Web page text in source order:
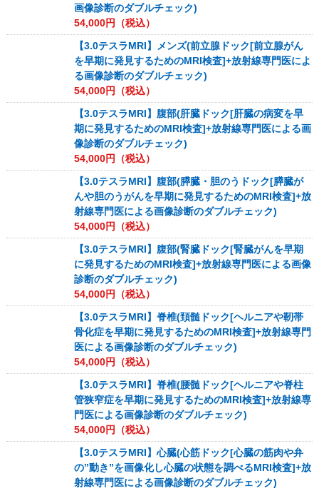
画像診断のダブルチェック)
54,000円（税込）
【3.0テスラMRI】メンズ(前立腺ドック[前立腺がん
を早期に発見するためのMRI検査]+放射線専門医によ
る画像診断のダブルチェック)
54,000円（税込）
【3.0テスラMRI】腹部(肝臓ドック[肝臓の病変を早
期に発見するためのMRI検査]+放射線専門医による画
像診断のダブルチェック)
54,000円（税込）
【3.0テスラMRI】腹部(膵臓・胆のうドック[膵臓が
んや胆のうがんを早期に発見するためのMRI検査]+放
射線専門医による画像診断のダブルチェック)
54,000円（税込）
【3.0テスラMRI】腹部(腎臓ドック[腎臓がんを早期
に発見するためのMRI検査]+放射線専門医による画像
診断のダブルチェック)
54,000円（税込）
【3.0テスラMRI】脊椎(頚髄ドック[ヘルニアや靭帯
骨化症を早期に発見するためのMRI検査]+放射線専門
医による画像診断のダブルチェック)
54,000円（税込）
【3.0テスラMRI】脊椎(腰髄ドック[ヘルニアや脊柱
管狭窄症を早期に発見するためのMRI検査]+放射線専
門医による画像診断のダブルチェック)
54,000円（税込）
【3.0テスラMRI】心臓(心筋ドック[心臓の筋肉や弁
の”動き”を画像化し心臓の状態を調べるMRI検査]+放
射線専門医による画像診断のダブルチェック)